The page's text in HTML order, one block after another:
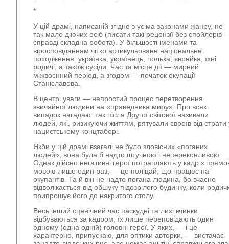
*
У цій драмі, написаній згідно з усіма законами жанру, не
так мало діючих осіб (писати такі рецензії без спойлерів
справді складна робота). У більшості іменами та
віросповіданням чітко артикульоване національне
походження: українка, українець, полька, єврейка, їхні
родичі, а також сусіди. Час та місце дії — мирний
міжвоєнний період, а згодом — початок окупації
Станіславова.
В центрі уваги — непростий процес перетворення
звичайної людини на «праведника миру». Про всяк
випадок нагадаю: так після Другої світової називали
людей, які, ризикуючи життям, рятували євреїв від страти
нацистському концтаборі.
Якби у цій драмі взагалі не було зловісних «поганих
людей», вона була б надто штучною і непереконливою.
Однак дійсно негативні герої потрапляють у кадр з
мовою лише один раз, — це поліцай, що працює на
окупантів. Та й він не надто погана людина, бо вчасно
відволікається від обшуку підозрілого будинку, коли
припрошує його до накритого столу.
Весь інший сценічний час паскудні та лихі вчинки
відбуваються за кадром, їх лише переповідають один
одному (одна одній) головні герої. У яких, — і це
характерно, припускаю, для оптики авторки, — вистачає